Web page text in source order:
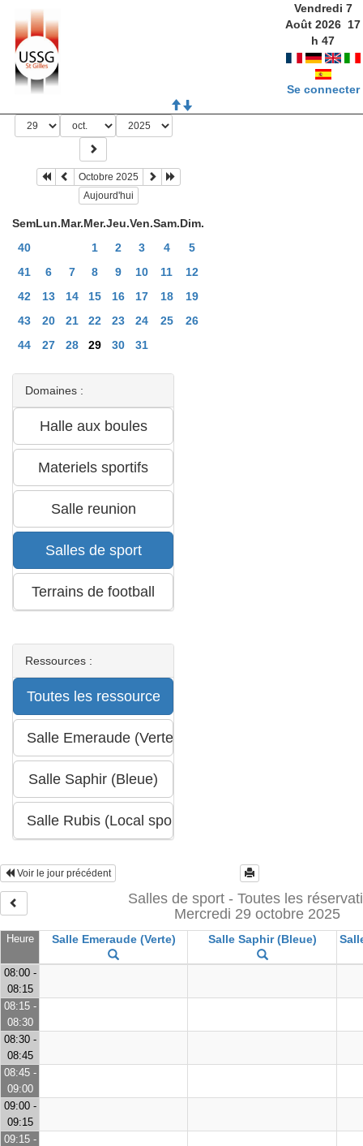
Vendredi 7
Août 2026 17
h47
Se connecter
Octobre 2025
Aujourd'hui
SemLun.Mar.Mer.Jeu.Ven.Sam.Dim.
40
1 2 3 4
5
41
6 7 8 9 10 11
12
42
13 14 15 16 17 18
19
43
20 21 22 23 24 25
26
44
27 28 29 30 31
Domaines :
Ressources :
Voir le jour précédent
Salles de sport - Toutes les
Mercredi 29 octobre 2025
Heure Salle Emeraude (Verte) Salle Saphir (Bleue)
08:00 -
08:15
08:15 -
08:30
08:30 -
08:45
08:45 -
09:00
09:00 -
09:15
09:15 -